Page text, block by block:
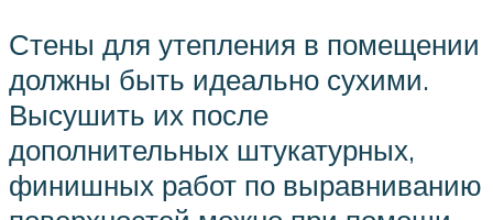
Стены для утепления в помещении
должны быть идеально сухими.
Высушить их после
дополнительных штукатурных,
финишных работ по выравниванию